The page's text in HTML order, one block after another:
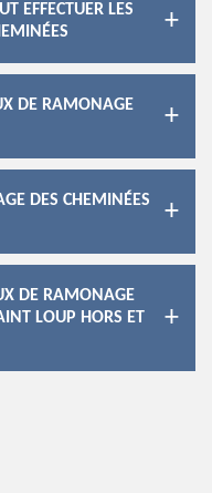
EFFECTUER LES
DE RAMONAGE
DES CHEMINÉES
DE RAMONAGE
LOUP HORS ET